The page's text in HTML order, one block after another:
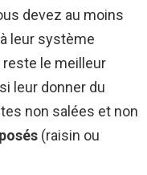
devez au moins
leur système
reste le meilleur
leur donner du
non salées et non
(raisin ou